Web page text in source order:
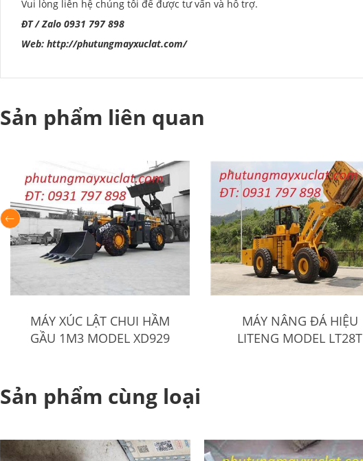
Vui lòng liên hệ chúng tôi để được tư vấn và hỗ trợ.
ĐT / Zalo 0931 797 898
Web: http://phutungmayxuclat.com/
Sản phẩm liên quan
MÁY XÚC LẬT CHUI HẦM
GẦU 1M3 MODEL XD929
MÁY NÂNG ĐÁ HIỆU
LITENG MODEL LT28T
Sản phẩm cùng loại